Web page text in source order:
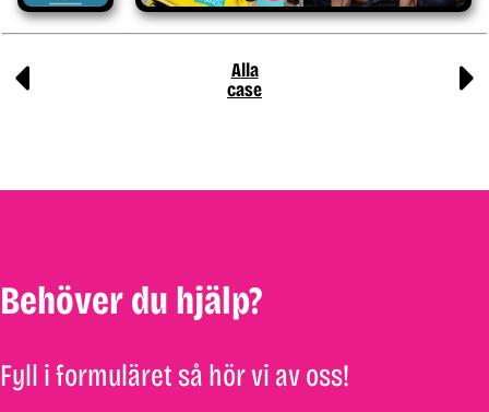
Alla
case
Behöver du hjälp?
Fyll i formuläret så hör vi av oss!